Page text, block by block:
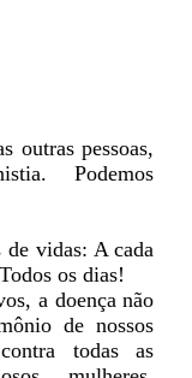
outras pessoas,
Podemos
de vidas: A cada
os dias!
a doença não
de nossos
todas as